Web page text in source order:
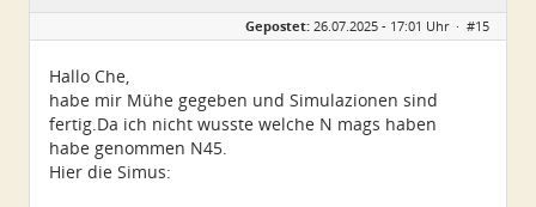
Geschlecht:
keine Angabe
Beiträge:
25
Gepostet: 26.07.2025 - 17:01 Uhr · #15
Hallo Che,
habe mir Mühe gegeben und Simulazionen sind
fertig.Da ich nicht wusste welche N mags haben
habe genommen N45.
Hier die Simus: